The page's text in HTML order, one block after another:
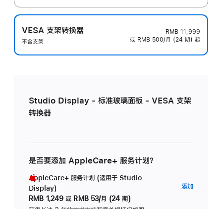
VESA 支架转换器
不含支架
RMB 11,999
或 RMB 500/月 (24 期) 起
Studio Display - 标准玻璃面板 - VESA 支架
转换器
是否要添加 AppleCare+ 服务计划？
AppleCare+ 服务计划 (适用于 Studio
Display)
RMB 1,249 或 RMB 53/月 (24 期)
添加